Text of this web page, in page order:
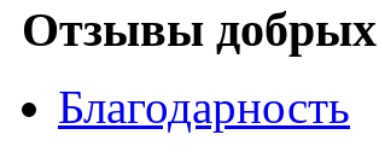
Отзывы
Благодарность